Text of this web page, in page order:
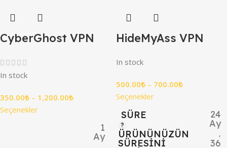
CyberGhost VPN
In stock
350.00₺ – 1,200.00₺
Seçenekler
1
Ay
HideMyAss VPN
In stock
500.00₺ – 700.00₺
Seçenekler
SÜRE
ÜRÜNÜNÜZÜN
SÜRESINI
24
Ay
,
36